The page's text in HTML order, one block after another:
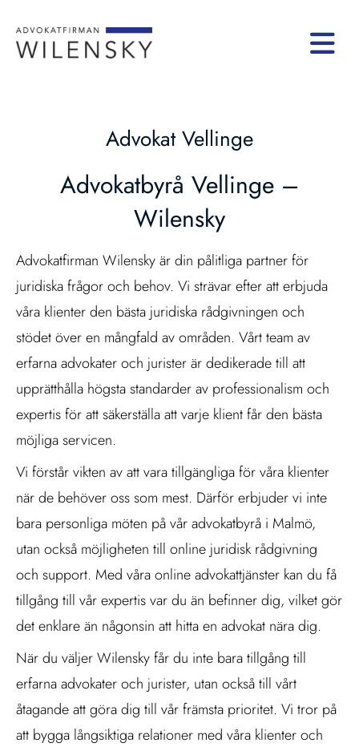
Advokat Vellinge
Advokatbyrå Vellinge –
Wilensky
Advokatfirman Wilensky är din pålitliga partner för
juridiska frågor och behov. Vi strävar efter att erbjuda
våra klienter den bästa juridiska rådgivningen och
stödet över en mångfald av områden. Vårt team av
erfarna advokater och jurister är dedikerade till att
upprätthålla högsta standarder av professionalism och
expertis för att säkerställa att varje klient får den bästa
möjliga servicen.
Vi förstår vikten av att vara tillgängliga för våra klienter
när de behöver oss som mest. Därför erbjuder vi inte
bara personliga möten på vår advokatbyrå i Malmö,
utan också möjligheten till online juridisk rådgivning
och support. Med våra online advokattjänster kan du få
tillgång till vår expertis var du än befinner dig, vilket gör
det enklare än någonsin att hitta en advokat nära dig.
När du väljer Wilensky får du inte bara tillgång till
erfarna advokater och jurister, utan också till vårt
åtagande att göra dig till vår främsta prioritet. Vi tror på
att bygga långsiktiga relationer med våra klienter och